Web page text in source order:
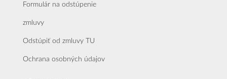
Formulár na odstúpenie
zmluvy
Odstúpiť od zmluvy TU
Ochrana osobných údajov